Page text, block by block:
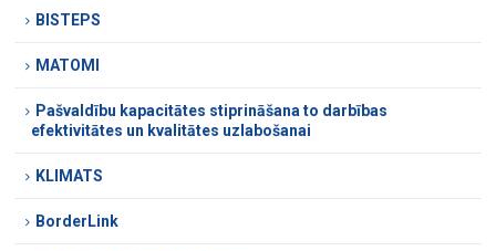
BISTEPS
MATOMI
Pašvaldību kapacitātes stiprināšana to darbības
efektivitātes un kvalitātes uzlabošanai
KLIMATS
BorderLink